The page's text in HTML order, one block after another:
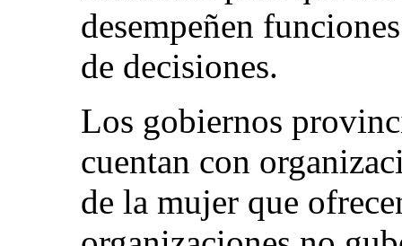
desempeñen
de decisiones.
Los gobiernos
cuentan con
de la mujer que